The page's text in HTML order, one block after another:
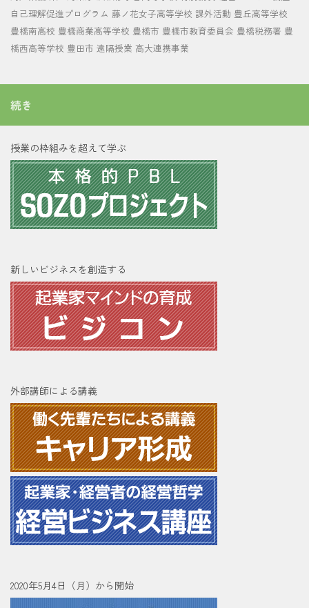
自己理解促進プログラム 藤ノ花女子高等学校 課外活動 豊丘高等学校
豊橋南高校 豊橋商業高等学校 豊橋市 豊橋市教育委員会 豊橋税務署 豊
橋西高等学校 豊田市 遠隔授業 高大連携事業
続き
授業の枠組みを超えて学ぶ
新しいビジネスを創造する
外部講師による講義
2020年5月4日（月）から開始